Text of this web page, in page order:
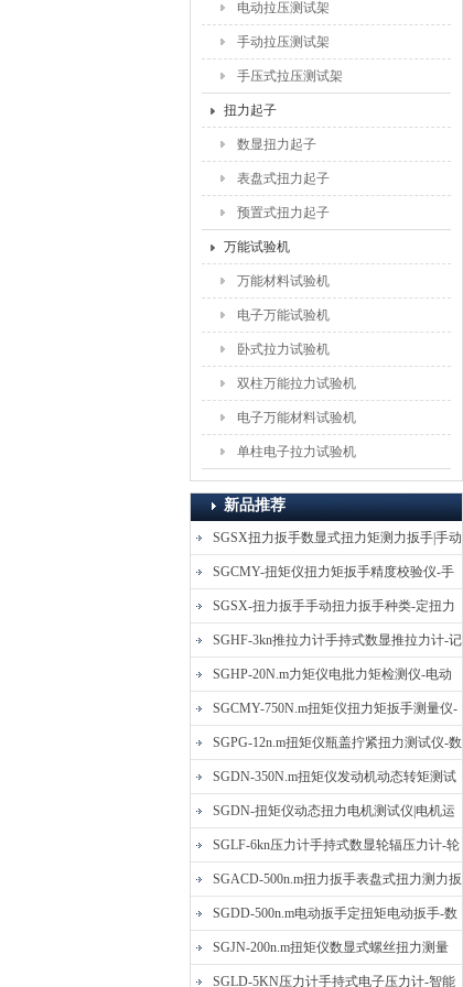
电动拉压测试架
手动拉压测试架
手压式拉压测试架
扭力起子
数显扭力起子
表盘式扭力起子
预置式扭力起子
万能试验机
万能材料试验机
电子万能试验机
卧式拉力试验机
双柱万能拉力试验机
电子万能材料试验机
单柱电子拉力试验机
新品推荐
SGSX扭力扳手数显式扭力矩测力扳手|手动
定扭矩检测扳手
SGCMY-扭矩仪扭力矩扳手精度校验仪-手
动扳子扭矩校准仪
SGSX-扭力扳手手动扭力扳手种类-定扭力
矩检测扳手价格
SGHF-3kn推拉力计手持式数显推拉力计-记
忆数据拉压力测力计
SGHP-20N.m力矩仪电批力矩检测仪-电动
螺丝批扭力矩测试仪
SGCMY-750N.m扭矩仪扭力矩扳手测量仪-
校准扳手扭力精度测试仪
SGPG-12n.m扭矩仪瓶盖拧紧扭力测试仪-数
显式瓶盖扭力矩仪
SGDN-350N.m扭矩仪发动机动态转矩测试
仪-动态电机扭矩测量仪
SGDN-扭矩仪动态扭力电机测试仪|电机运
转摩擦力扭矩仪
SGLF-6kn压力计手持式数显轮辐压力计-轮
辐称重压力测力计
SGACD-500n.m扭力扳手表盘式扭力测力扳
手-表盘扭力矩检测扳手
SGDD-500n.m电动扳手定扭矩电动扳手-数
显式电动定扭力矩扳手
SGJN-200n.m扭矩仪数显式螺丝扭力测量
仪-螺栓扭力矩测试仪
SGLD-5KN压力计手持式电子压力计-智能